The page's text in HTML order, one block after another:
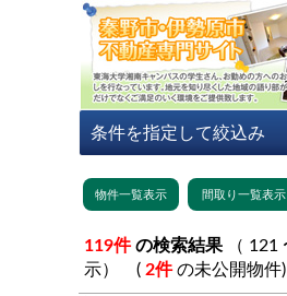
119件 の検索結果
示） ( 2件 の未公開物件)